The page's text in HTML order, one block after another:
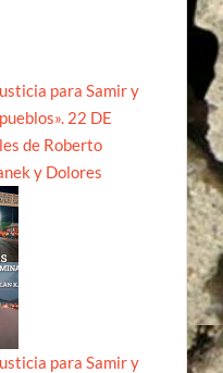
para Samir y
22 DE
de Roberto
y Dolores
para Samir y